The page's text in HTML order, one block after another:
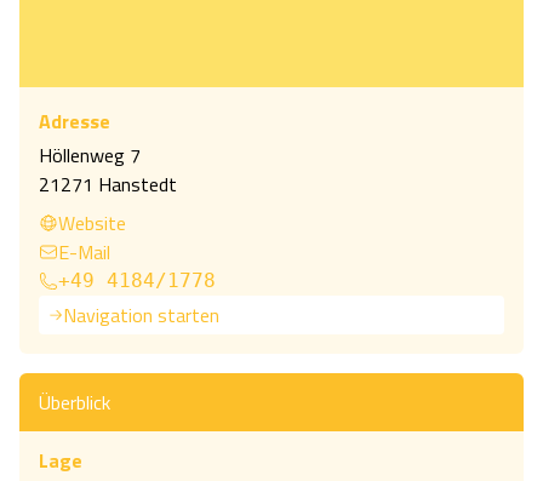
Adresse
Höllenweg 7
21271 Hanstedt
Website
E-Mail
+49 4184/1778
Navigation starten
Überblick
Lage